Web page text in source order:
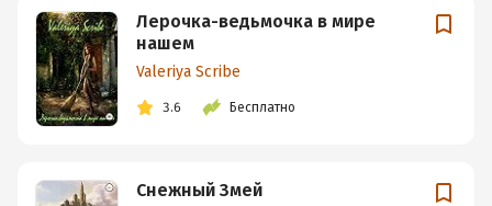
Лерочка-ведьмочка в мире
нашем
Valeriya Scribe
3.6 Бесплатно
Снежный Змей